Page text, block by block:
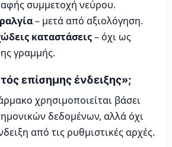
συμμετοχή νεύρου.
– μετά από αξιολόγηση.
καταστάσεις– όχι ως
γραμμής.
επίσημης ένδειξης»;
χρησιμοποιείται βάσει
δεδομένων, αλλά όχι
από τις ρυθμιστικές αρχές.